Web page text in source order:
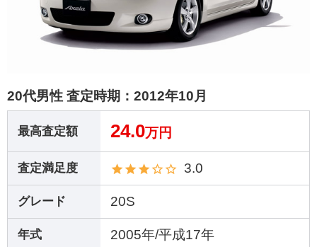
20代男性 査定時期： 2012年10月
最高査定額 24.0万円
査定満足度 3.0
グレード 20S
年式 2005年/平成17年